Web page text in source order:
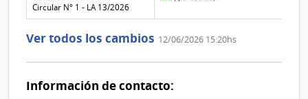
1
Circular N° 1 - LA 13/2026
de
aclaración
0
Ver todos los cambios 12/06/2026 15:20hs
Información de contacto: